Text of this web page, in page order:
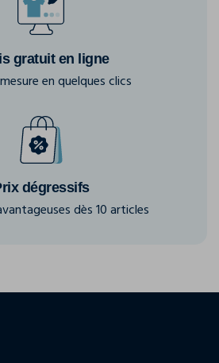
gratuit en ligne
en quelques clics
dégressifs
dès 10 articles